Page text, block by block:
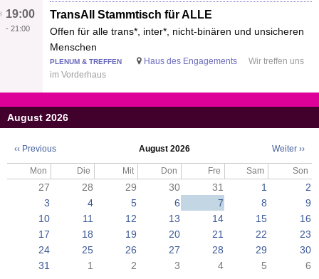
TransAll Stammtisch für ALLE
Offen für alle trans*, inter*, nicht-binären und unsicheren
Menschen
19:00
- 21:00
PLENUM & TREFFEN Haus des Engagements
Wir treffen uns
im Vorderhaus
August 2026
Seitennummerierung
‹‹ Previous August 2026 Weiter ››
Mon Die Mit Don Fre Sam Son
27 28 29 30 31 1
2
3
4 5 6 7 8
9
10
11 12 13 14 15
16
17
18 19 20 21 22
23
24
25 26 27 28 29
30
31
1 2 3 4 5 6